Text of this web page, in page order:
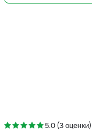
5.0 (3 оценки)